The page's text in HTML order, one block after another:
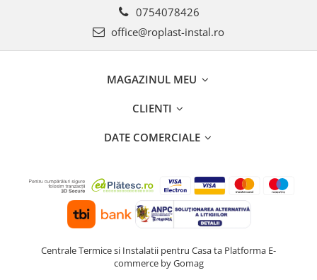
PLACA NUTURI/TACKER
Grupuri de pompare si amestec
Pompe de caldura
Termostate de Ambient
Panouri fotovoltaice
Panouri fotovoltaice
0754078426
office@roplast-instal.ro
MAGAZINUL MEU
CLIENTI
DATE COMERCIALE
Centrale Termice si Instalatii pentru Casa ta Platforma E-
commerce by Gomag